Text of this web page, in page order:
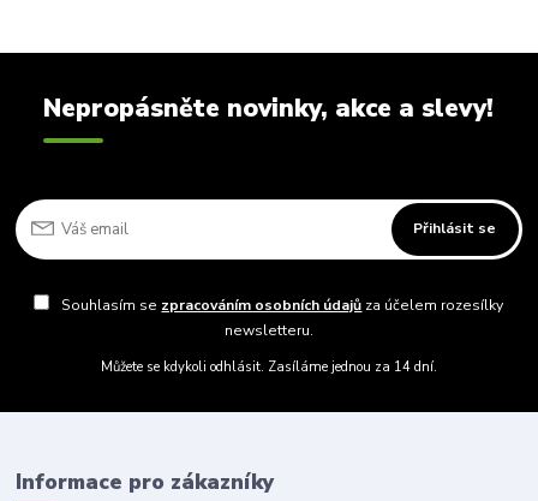
Nepropásněte novinky, akce a slevy!
Přihlásit se
Souhlasím se zpracováním osobních údajů za účelem rozesílky
newsletteru.
Můžete se kdykoli odhlásit. Zasíláme jednou za 14 dní.
Informace pro zákazníky